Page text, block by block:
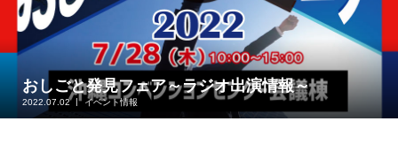
おしごと発見フェア～ラジオ出演情報～
2022.07.02 イベント情報